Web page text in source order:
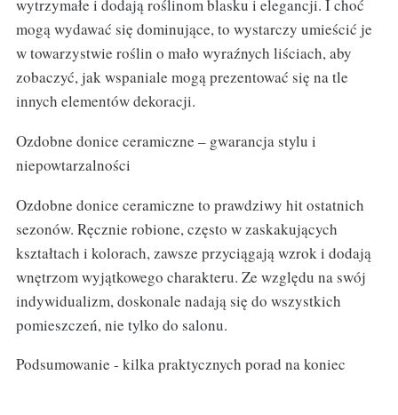
wytrzymałe i dodają roślinom blasku i elegancji. I choć
mogą wydawać się dominujące, to wystarczy umieścić je
w towarzystwie roślin o mało wyraźnych liściach, aby
zobaczyć, jak wspaniale mogą prezentować się na tle
innych elementów dekoracji.
Ozdobne donice ceramiczne – gwarancja stylu i
niepowtarzalności
Ozdobne donice ceramiczne to prawdziwy hit ostatnich
sezonów. Ręcznie robione, często w zaskakujących
kształtach i kolorach, zawsze przyciągają wzrok i dodają
wnętrzom wyjątkowego charakteru. Ze względu na swój
indywidualizm, doskonale nadają się do wszystkich
pomieszczeń, nie tylko do salonu.
Podsumowanie - kilka praktycznych porad na koniec